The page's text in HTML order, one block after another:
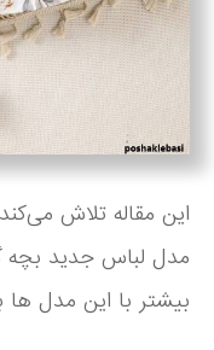
این مقاله تلاش
مدل لباس جدید بچه
بیشتر با این مدل ها